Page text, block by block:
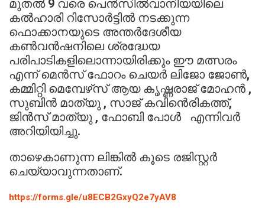
മുതൽ 9 വരെ പെൻസിൽവാനിയയിലെ
കൽഹാരി റിസോർട്ടിൽ നടക്കുന്ന
ഫൊക്കാനയുടെ അന്തർദേശീയ
കൺവൻഷനിലെ ശ്രദ്ധേയ
പരിപാടികളിലൊന്നായിരിക്കും ഈ മത്സരം
എന്ന് മെൻസ് ഫോറം ചെയർ ലിജോ ജോൺ,
കമ്മിറ്റി മെമ്പേഴ്‌സ് ആയ കൃഷ്ണരാജ് മോഹൻ ,
സുബിൻ മാത്യു , സാജ് കവിൻെരികത്ത്,
ജിൻസ് മാത്യു , ഫോബി പോൾ എന്നിവർ
അറിയിയിച്ചു.
താഴെകാണുന്ന ലിങ്കിൽ കൂടെ രജിസ്റ്റർ
ചെയ്യാവുന്നതാണ്.
https://forms.gle/u8ECB2GxyQ2e7yAV8